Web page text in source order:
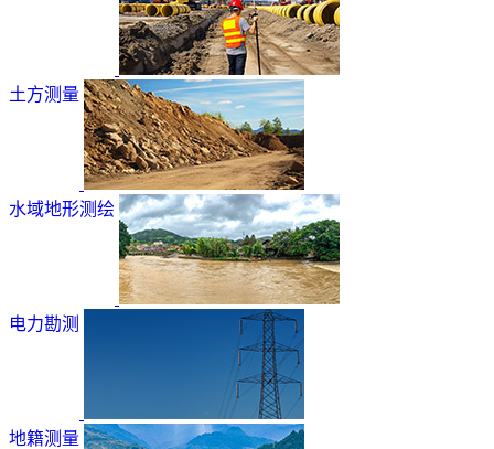
土方测量
水域地形测绘
电力勘测
地籍测量